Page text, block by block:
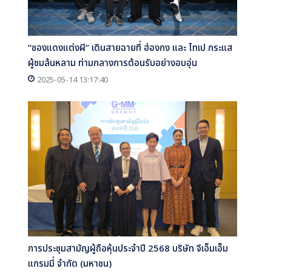
“ซองแดงแต่งผี” เดินสายฉายที่ ฮ่องกง และ ไทเป กระแส
ผู้ชมล้นหลาม ท่ามกลางการต้อนรับอย่างอบอุ่น
2025-05-14 13:17:40
การประชุมสามัญผู้ถือหุ้นประจำปี 2568 บริษัท จีเอ็มเอ็ม
แกรมมี่ จำกัด (มหาชน)